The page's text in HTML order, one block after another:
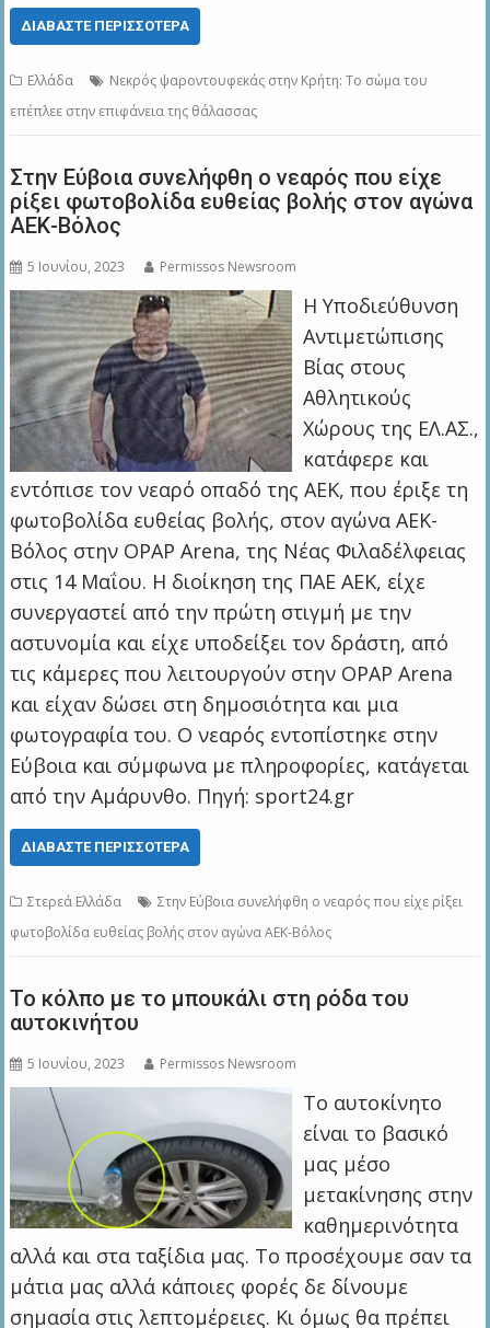
ΔΙΑΒΆΣΤΕ ΠΕΡΙΣΣΌΤΕΡΑ
Ελλάδα
Νεκρός ψαροντουφεκάς στην Κρήτη: Το σώμα του
επέπλεε στην επιφάνεια της θάλασσας
Στην Εύβοια συνελήφθη ο νεαρός που είχε
ρίξει φωτοβολίδα ευθείας βολής στον αγώνα
ΑΕΚ-Βόλος
5 Ιουνίου, 2023 Permissos Newsroom
Η Υποδιεύθυνση
Αντιμετώπισης
Βίας στους
Αθλητικούς
Χώρους της ΕΛ.ΑΣ.,
κατάφερε και
εντόπισε τον νεαρό οπαδό της ΑΕΚ, που έριξε τη
φωτοβολίδα ευθείας βολής, στον αγώνα ΑΕΚ-
Βόλος στην OPAP Arena, της Νέας Φιλαδέλφειας
στις 14 Μαΐου. Η διοίκηση της ΠΑΕ ΑΕΚ, είχε
συνεργαστεί από την πρώτη στιγμή με την
αστυνομία και είχε υποδείξει τον δράστη, από
τις κάμερες που λειτουργούν στην OPAP Arena
και είχαν δώσει στη δημοσιότητα και μια
φωτογραφία του. Ο νεαρός εντοπίστηκε στην
Εύβοια και σύμφωνα με πληροφορίες, κατάγεται
από την Αμάρυνθο. Πηγή: sport24.gr
ΔΙΑΒΆΣΤΕ ΠΕΡΙΣΣΌΤΕΡΑ
Στερεά Ελλάδα
Στην Εύβοια συνελήφθη ο νεαρός που είχε ρίξει
φωτοβολίδα ευθείας βολής στον αγώνα ΑΕΚ-Βόλος
Το κόλπο με το μπουκάλι στη ρόδα του
αυτοκινήτου
5 Ιουνίου, 2023 Permissos Newsroom
Το αυτοκίνητο
είναι το βασικό
μας μέσο
μετακίνησης στην
καθημερινότητα
αλλά και στα ταξίδια μας. Το προσέχουμε σαν τα
μάτια μας αλλά κάποιες φορές δε δίνουμε
σημασία στις λεπτομέρειες. Κι όμως θα πρέπει